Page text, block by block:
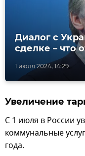
1 июля 2024, 14:29
Диалог с
сделке – что
Увеличение
С 1 июля в России
коммунальные
года.